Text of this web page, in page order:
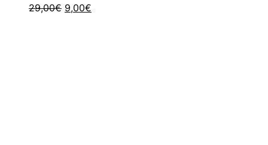
29,00€ Ursprünglicher
9,00€